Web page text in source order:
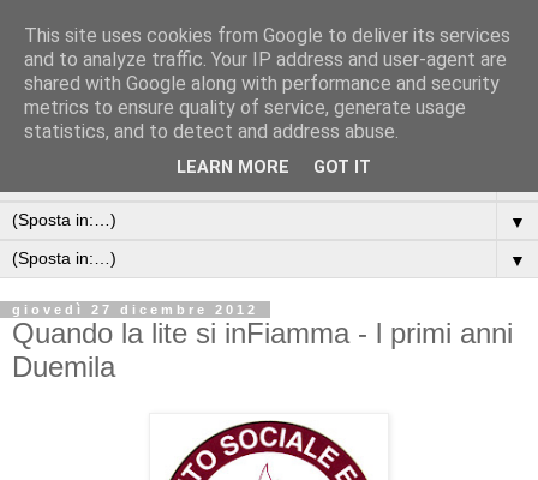
▼
▼
giovedì 27 dicembre 2012
Quando la lite si inFiamma - l primi anni
Duemila
This site uses cookies from Google to deliver its services
and to analyze traffic. Your IP address and user-agent are
shared with Google along with performance and security
metrics to ensure quality of service, generate usage
statistics, and to detect and address abuse.
LEARN MORE GOT IT